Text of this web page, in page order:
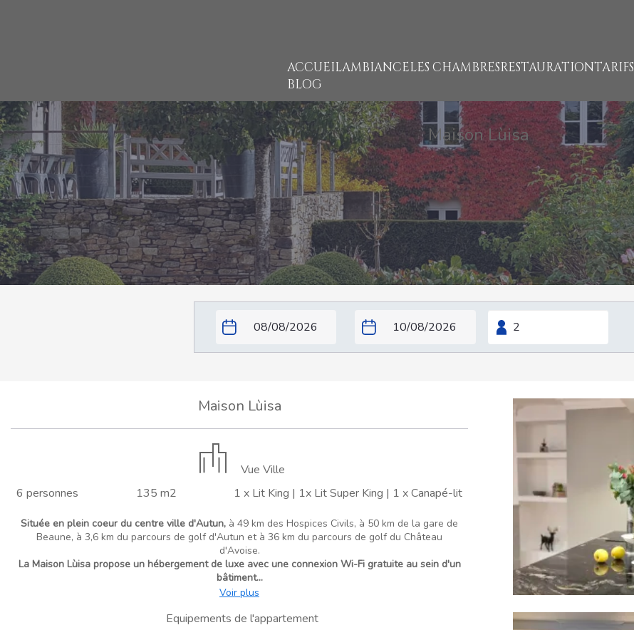
ACCUEILAMBIANCELES CHAMBRESRESTAURATIONTARIFS
BLOG
Maison Lùisa
Maison Lùisa
Vue Ville
6 personnes
135 m2 1 x Lit King | 1x Lit Super King | 1 x Canapé-lit
Située en plein coeur du centre ville d'Autun, à 49 km des Hospices Civils, à 50 km de la gare de
Beaune, à 3,6 km du parcours de golf d'Autun et à 36 km du parcours de golf du Château
d'Avoise.
La Maison Lùisa propose un hébergement de luxe avec une connexion Wi-Fi gratuite au sein d'un
bâtiment...
Voir plus
Equipements de l'appartement